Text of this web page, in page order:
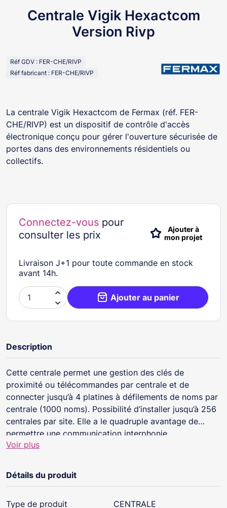
Centrale Vigik Hexactcom
Version Rivp
Réf GDV : FER-CHE/RIVP
Réf fabricant : FER-CHE/RIVP
La centrale Vigik Hexactcom de Fermax (réf. FER-
CHE/RIVP) est un dispositif de contrôle d'accès
électronique conçu pour gérer l'ouverture sécurisée de
portes dans des environnements résidentiels ou
collectifs.
Connectez-vous pour
consulter les prix
Ajouter à
mon projet
Livraison J+1 pour toute commande en stock
avant 14h.

 Ajouter au panier
Description
Cette centrale permet une gestion des clés de
proximité ou télécommandes par centrale et de
connecter jusqu’à 4 platines à défilements de noms par
centrale (1000 noms). Possibilité d’installer jusqu’à 256
centrales par site. Elle a le quadruple avantage de
permettre une communication interphonie
traditionnelle, téléphonique GSM (exemple appel
Elle permet aussi de transmettre des alertes provenant
de détecteurs (incendie, effraction, pompe relevage,
Voir plus
Détails du produit
Type de produit CENTRALE